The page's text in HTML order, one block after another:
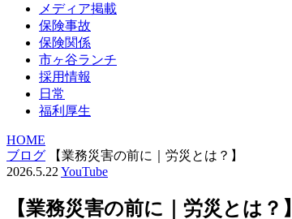
メディア掲載
保険事故
保険関係
市ヶ谷ランチ
採用情報
日常
福利厚生
HOME
ブログ
【業務災害の前に｜労災とは？】
2026.5.22 YouTube
【業務災害の前に｜労災とは？】